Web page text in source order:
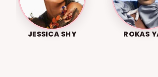
JESSICA SHY ROKAS